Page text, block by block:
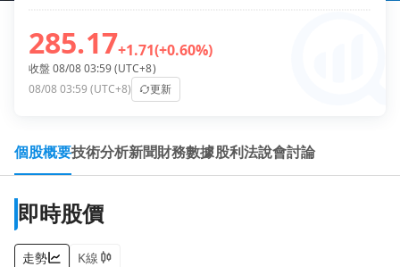
285.17+1.71(+0.60%)
收盤 08/08 03:59 (UTC+8)
08/08 03:59 (UTC+8)
更新
個股概要技術分析新聞財務數據股利法說會討論
即時股價
走勢
K線